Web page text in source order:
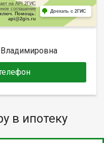
на API 2ГИС
соглашение
ключ. Помощь:
api@2gis.ru
Доехать с 2ГИС
в ипотеку